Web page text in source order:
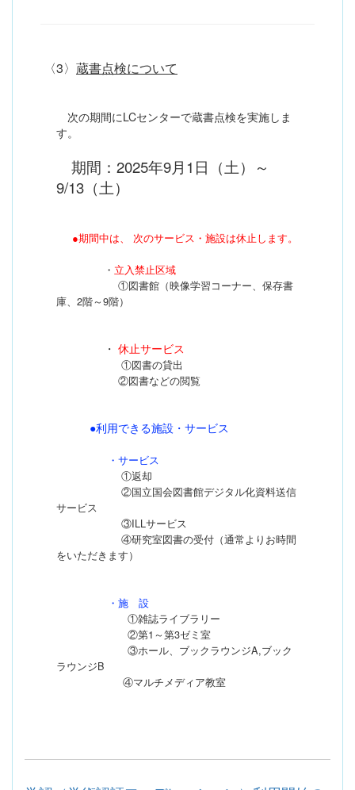
〈3〉 蔵書点検について
次の期間にLCセンターで蔵書点検を実施しま
す。
期間：2025年9月1日（土）～
9/13（土）
●期間中は、 次のサービス・施設は休止します。
・ 立入禁止区域
①図書館（映像学習コーナー、保存書
庫、2階～9階）
・ 休止サービス
①図書の貸出
②図書などの閲覧
●利用できる施設・サービス
・サービス
①返却
②国立国会図書館デジタル化資料送信
サービス
③ILLサービス
④研究室図書の受付（通常よりお時間
をいただきます）
・施 設
①雑誌ライブラリー
②第1～第3ゼミ室
③ホール、ブックラウンジA,ブック
ラウンジB
④マルチメディア教室